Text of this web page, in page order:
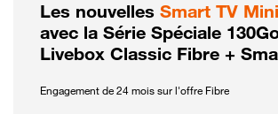
Les nouvelles Smart TV
avec la Série Spéciale
Livebox Classic Fibre +
Engagement de 24 mois sur l'offre Fibre